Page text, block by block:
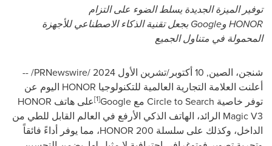
توفير الميزة الجديدة يسلط الضوء على التزام
HONOR وGoogle بجعل تقنية الذكاء الاصطناعي للأجهزة
المحمولة في متناول الجميع
شنجن، الصين, 10 أكتوبر/تشرين الأول 2024 /
PRNewswire
/ --
أعلنت العلامة التجارية العالمية للتكنولوجيا HONOR اليوم عن
توفر خاصية Circle to Search مع ]Google
1] على هاتف HONOR
Magic V3 الرائد، الهاتف الذكي الأرفع في العالم القابل للطي من
الداخل، وكذلك على سلسلة HONOR 200، مما يوفر أداءً فائقاً